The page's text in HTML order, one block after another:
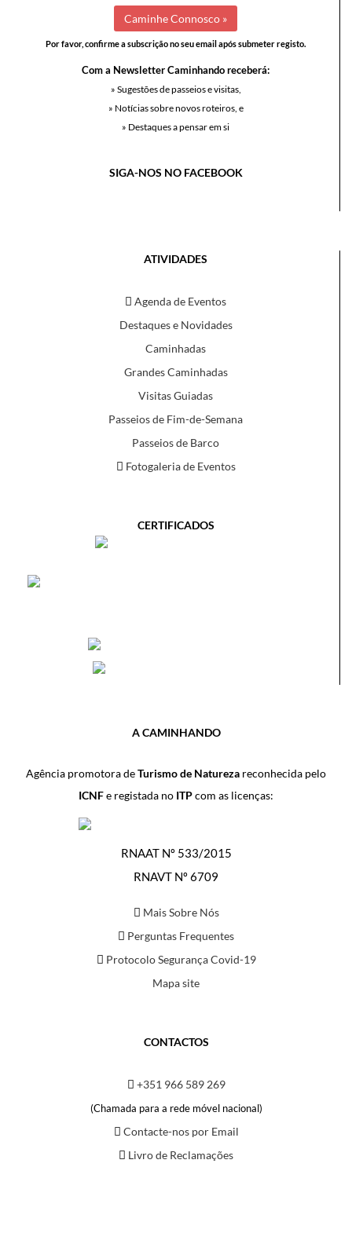
Por favor, confirme a subscrição no seu email após submeter registo.
Com a Newsletter Caminhando receberá:
» Sugestões de passeios e visitas,
» Notícias sobre novos roteiros, e
» Destaques a pensar em si
SIGA-NOS NO FACEBOOK
ATIVIDADES
Agenda de Eventos
Destaques e Novidades
Caminhadas
Grandes Caminhadas
Visitas Guiadas
Passeios de Fim-de-Semana
Passeios de Barco
Fotogaleria de Eventos
CERTIFICADOS
A CAMINHANDO
Agência promotora deTurismo de Natureza reconhecida pelo
ICNFe registada no ITPcom as licenças:
RNAAT Nº 533/2015
RNAVT Nº 6709
Mais Sobre Nós
Perguntas Frequentes
Protocolo Segurança Covid-19
Mapa site
CONTACTOS
+351 966 589 269
(Chamada para a rede móvel nacional)
Contacte-nos por Email
Livro de Reclamações